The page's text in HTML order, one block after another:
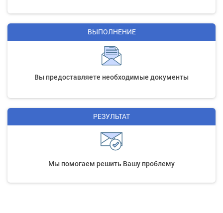
ВЫПОЛНЕНИЕ
Вы предоставляете необходимые документы
РЕЗУЛЬТАТ
Мы помогаем решить Вашу проблему